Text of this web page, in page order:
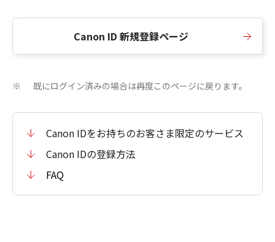
Canon ID 新規登録ページ
※ 既にログイン済みの場合は再度このページに戻ります。
Canon IDをお持ちのお客さま限定のサービス
Canon IDの登録方法
FAQ